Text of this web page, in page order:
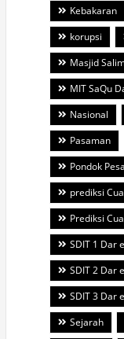
Kebakaran
korupsi
Masjid
MIT SaQu
Nasional
Pasaman
Pondok
prediksi
Prediksi
SDIT 1 Dar
SDIT 2 Dar
SDIT 3 Dar
Sejarah